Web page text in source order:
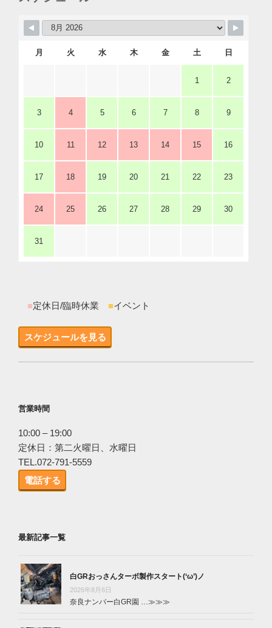
月 火 水 木 金 土 日
1 2
3 4 5 6 7 8 9
10 11 12 13 14 15 16
17 18 19 20 21 22 23
24 25 26 27 28 29 30
31
■定休日/臨時休業 ■イベント
スケジュールを見る
営業時間
10:00 – 19:00
定休日：第二火曜日、水曜日
TEL.072-791-5559
電話する
最新記事一覧
白GRおっさんターボ製作スタート(‘ω’)ノ
2026年8月6日
奈良ナンバー白GR園 …≫≫≫